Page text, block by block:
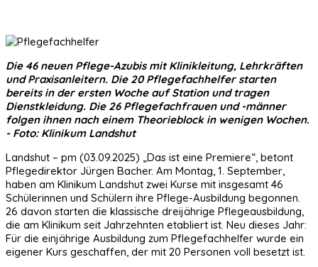
Die 46 neuen Pflege-Azubis mit Klinikleitung, Lehrkräften
und Praxisanleitern. Die 20 Pflegefachhelfer starten
bereits in der ersten Woche auf Station und tragen
Dienstkleidung. Die 26 Pflegefachfrauen und -männer
folgen ihnen nach einem Theorieblock in wenigen Wochen.
- Foto: Klinikum Landshut
Landshut – pm (03.09.2025) „Das ist eine Premiere“, betont
Pflegedirektor Jürgen Bacher. Am Montag, 1. September,
haben am Klinikum Landshut zwei Kurse mit insgesamt 46
Schülerinnen und Schülern ihre Pflege-Ausbildung begonnen.
26 davon starten die klassische dreijährige Pflegeausbildung,
die am Klinikum seit Jahrzehnten etabliert ist. Neu dieses Jahr:
Für die einjährige Ausbildung zum Pflegefachhelfer wurde ein
eigener Kurs geschaffen, der mit 20 Personen voll besetzt ist.